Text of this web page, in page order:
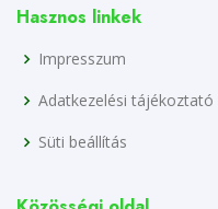
Hasznos linkek
Impresszum
Adatkezelési tájékoztató
Süti beállítás